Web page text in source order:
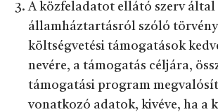
A közfeladatot ellátó szerv
államháztartásról szóló
költségvetési támogatások
nevére, a támogatás céljára,
támogatási program
vonatkozó adatok, kivéve, ha a